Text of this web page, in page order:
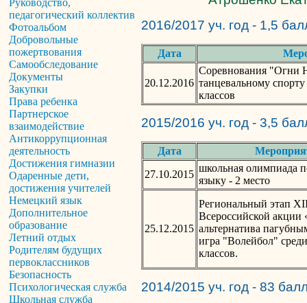
Руководство,
педагогический коллектив
Фотоальбом
Добровольные
пожертвования
Самообследование
Документы
Закупки
Права ребенка
Партнерское
взаимодействие
Антикоррупционная
деятельность
Достижения гимназии
Одаренные дети,
достижения учителей
Немецкий язык
Дополнительное
образование
Летний отдых
Родителям будущих
первоклассников
Безопасность
Психологическая служба
Школьная служба
2016/2017 уч. год - 1,5
Дата
20.12.2016
Соревнования "Огни
танцевальному
классов
2015/2016 уч. год - 3,5
Дата
27.10.2015
школьная олимпиада
языку - 2 место
25.12.2015
Региональный этап
Всероссийской акции
альтернатива
игра "Волейбол"
классов.
2014/2015 уч. год - 83